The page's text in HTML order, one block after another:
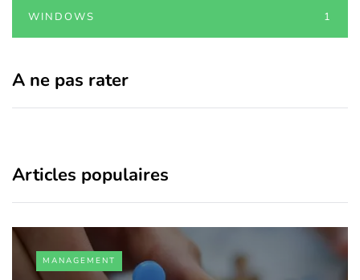
WINDOWS 1
A ne pas rater
Articles populaires
MANAGEMENT